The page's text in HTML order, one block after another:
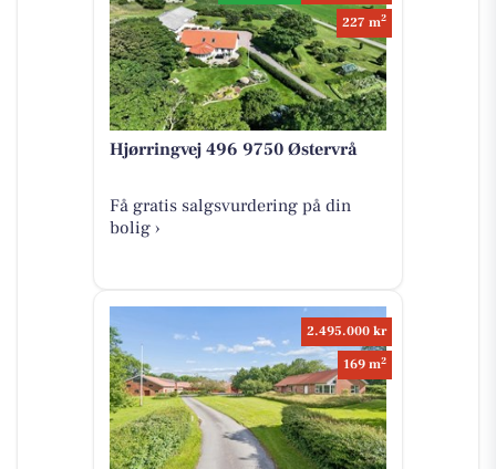
227 m2
Hjørringvej 496 9750 Østervrå
Få gratis salgsvurdering på din
bolig ›
2.495.000 kr
169 m2